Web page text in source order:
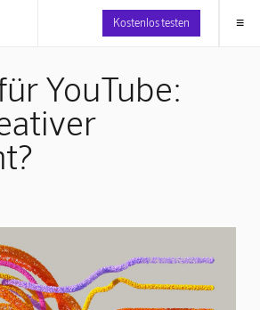
Kostenlos testen ≡
YouTube: